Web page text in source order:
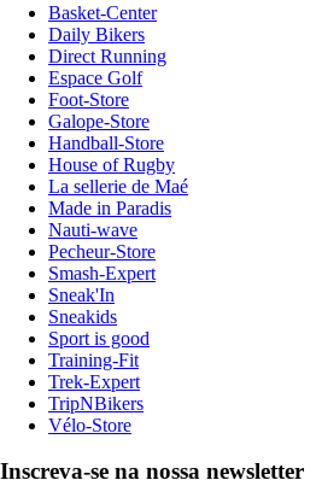
Basket-Center
Daily Bikers
Direct Running
Espace Golf
Foot-Store
Galope-Store
Handball-Store
House of Rugby
La sellerie de Maé
Made in Paradis
Nauti-wave
Pecheur-Store
Smash-Expert
Sneak'In
Sneakids
Sport is good
Training-Fit
Trek-Expert
TripNBikers
Vélo-Store
Inscreva-se na nossa newsletter